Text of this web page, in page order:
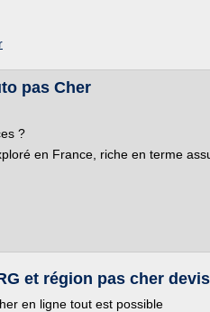
pas Cher
?
en France, riche en terme
et région pas cher
en ligne tout est possible